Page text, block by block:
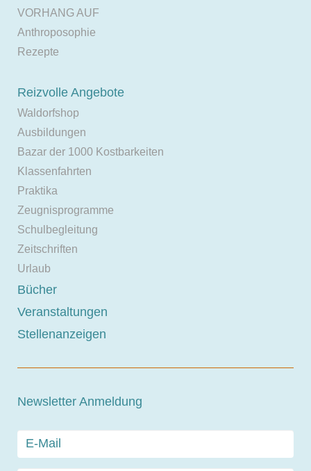
VORHANG AUF
Anthroposophie
Rezepte
Reizvolle Angebote
Waldorfshop
Ausbildungen
Bazar der 1000 Kostbarkeiten
Klassenfahrten
Praktika
Zeugnisprogramme
Schulbegleitung
Zeitschriften
Urlaub
Bücher
Veranstaltungen
Stellenanzeigen
Newsletter Anmeldung